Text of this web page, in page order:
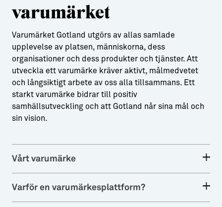
varumärket
Varumärket Gotland utgörs av allas samlade
upplevelse av platsen, människorna, dess
organisationer och dess produkter och tjänster. Att
utveckla ett varumärke kräver aktivt, målmedvetet
och långsiktigt arbete av oss alla tillsammans. Ett
starkt varumärke bidrar till positiv
samhällsutveckling och att Gotland når sina mål och
sin vision.
Vårt varumärke
Varför en varumärkesplattform?